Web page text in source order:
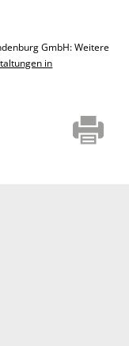
GmbH: Weitere
in